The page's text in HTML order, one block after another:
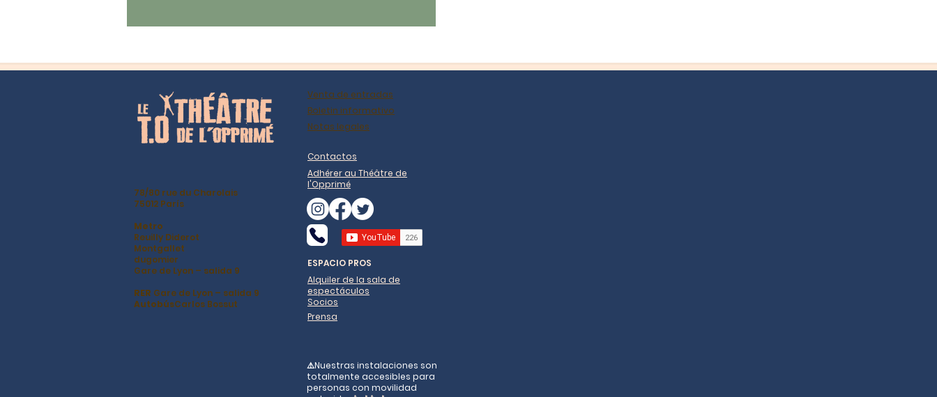
Venta de entradas
Boletin informativo
Notas legales
Contactos
78/80 rue du Charolais
75012 París
Metro
Reuilly Diderot
Montgallet
dugomier
Gare de Lyon – salida 9
RER Gare de Lyon – salida 9
AutobúsCarlos Bossut
Adhérer au Théâtre de
l'Opprimé
ESPACIO PROS
Alquiler de la sala de
espectáculos
Socios
Prensa
⚠️Nuestras instalaciones son
totalmente accesibles para
personas con movilidad